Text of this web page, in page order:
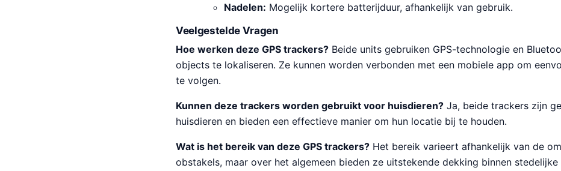
Nadelen: Mogelijk kortere batterijduur, afhankelijk van gebruik.
Veelgestelde Vragen
Hoe werken deze GPS trackers? Beide units gebruiken GPS-technologie en
objects te lokaliseren. Ze kunnen worden verbonden met een mobiele app om
te volgen.
Kunnen deze trackers worden gebruikt voor huisdieren? Ja, beide trackers zijn
huisdieren en bieden een effectieve manier om hun locatie bij te houden.
Wat is het bereik van deze GPS trackers? Het bereik varieert afhankelijk van de
obstakels, maar over het algemeen bieden ze uitstekende dekking binnen stedelijke